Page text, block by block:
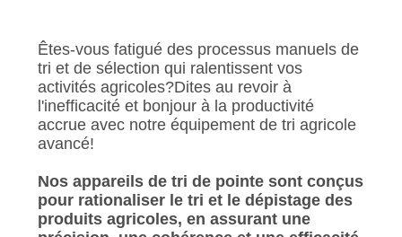
DEMANDEZ
UNE
CITATION
PLAN
SITE
Êtes-vous fatigué des processus manuels de
tri et de sélection qui ralentissent vos
activités agricoles?Dites au revoir à
l'inefficacité et bonjour à la productivité
accrue avec notre équipement de tri agricole
avancé!
Nos appareils de tri de pointe sont conçus
pour rationaliser le tri et le dépistage des
produits agricoles, en assurant une